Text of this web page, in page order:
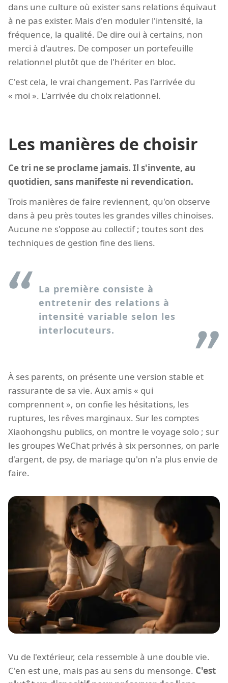
dans une culture où exister sans relations équivaut
à ne pas exister. Mais d'en moduler l'intensité, la
fréquence, la qualité. De dire oui à certains, non
merci à d'autres. De composer un portefeuille
relationnel plutôt que de l'hériter en bloc.
C'est cela, le vrai changement. Pas l'arrivée du
« moi ». L'arrivée du choix relationnel.
Les manières de choisir
Ce tri ne se proclame jamais. Il s'invente, au
quotidien, sans manifeste ni revendication.
Trois manières de faire reviennent, qu'on observe
dans à peu près toutes les grandes villes chinoises.
Aucune ne s'oppose au collectif ; toutes sont des
techniques de gestion fine des liens.
La première consiste à
entretenir des relations à
intensité variable selon les
interlocuteurs.
À ses parents, on présente une version stable et
rassurante de sa vie. Aux amis « qui
comprennent », on confie les hésitations, les
ruptures, les rêves marginaux. Sur les comptes
Xiaohongshu publics, on montre le voyage solo ; sur
les groupes WeChat privés à six personnes, on parle
d'argent, de psy, de mariage qu'on n'a plus envie de
faire.
Vu de l'extérieur, cela ressemble à une double vie.
C'en est une, mais pas au sens du mensonge. C'est